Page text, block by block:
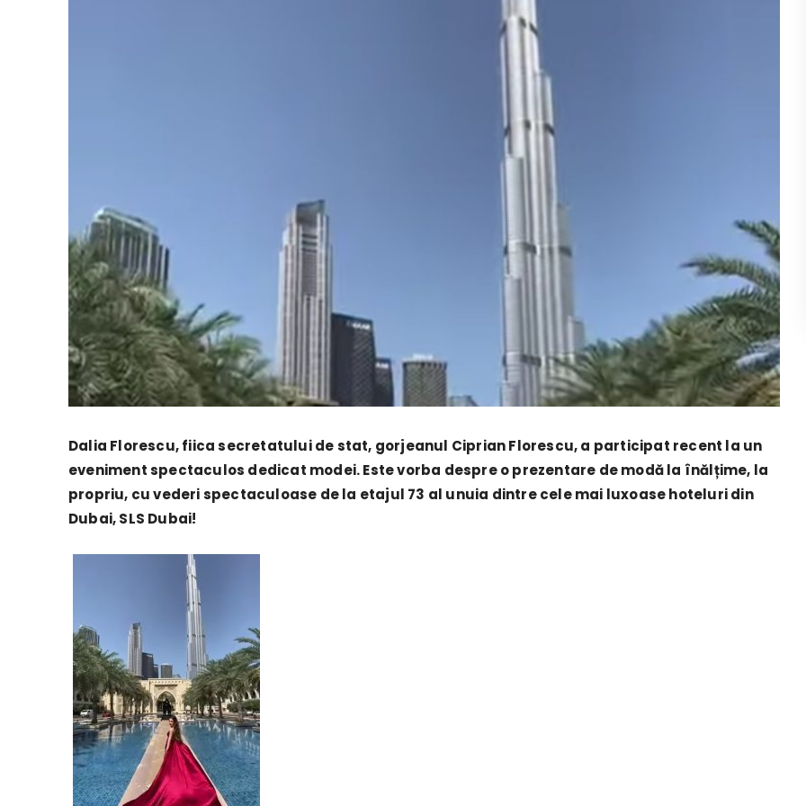
Dalia Florescu, fiica secretatului de stat, gorjeanul Ciprian Florescu, a participat recent la un
eveniment spectaculos dedicat modei. Este vorba despre o prezentare de modă la înălțime, la
propriu, cu vederi spectaculoase de la etajul 73 al unuia dintre cele mai luxoase hoteluri din
Dubai, SLS Dubai!